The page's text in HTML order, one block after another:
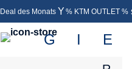
Deal des Monats % KTM OUTLET %